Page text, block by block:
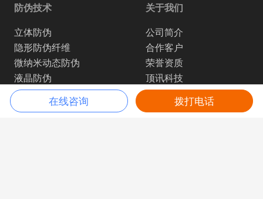
防伪技术
立体防伪
隐形防伪纤维
微纳米动态防伪
液晶防伪
防伪指纹码
防伪暗码
关于我们
公司简介
合作客户
荣誉资质
顶讯科技
在线咨询 拨打电话